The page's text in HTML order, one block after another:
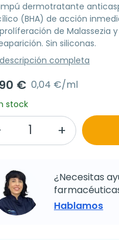
dermotratante
(BHA) de acción
de Malassezia
Sin siliconas.
completa
€ 0,04 €/ml
stock
¿Necesitas
Hablamos